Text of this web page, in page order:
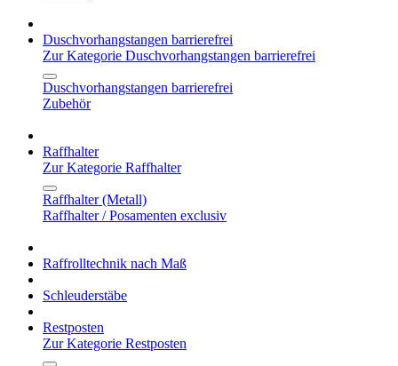
Duschvorhangstangen barrierefrei
Zur Kategorie Duschvorhangstangen barrierefrei
Duschvorhangstangen barrierefrei
Zubehör
Raffhalter
Zur Kategorie Raffhalter
Raffhalter (Metall)
Raffhalter / Posamenten exclusiv
Raffrolltechnik nach Maß
Schleuderstäbe
Restposten
Zur Kategorie Restposten